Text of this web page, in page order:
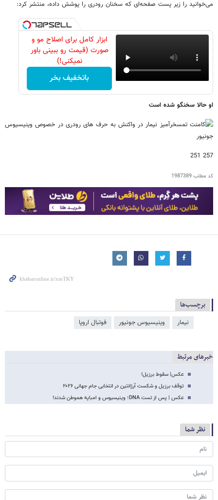
می‌خوانید را زیر پست صفحه‌ای که سخنان رودری را پوشش داده، منتشر کرد:
ابزار کامل برای اصلاح مو و
صورت (قیمت رو ببینی باور
نمیکنی!)
باتخفیف بخر
او حالا سخنگو شده است
257 251
کد مطلب1987389
برچسب‌ها
نیمار وینیسیوس جونیور فوتبال اروپا
خبرهای مرتبط
عکس| سقوط برزیل!
توقف برزیل و شکست آرژانتین در انتخابی جام جهانی ۲۰۲۶
عکس | پس از تست DNA؛ وینیسیوس و امباپه هموطن شدند!
نظر شما